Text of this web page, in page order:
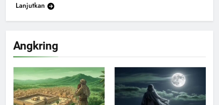
Angkring
200
201
Khutbah jumat: Sejarah
Lanjutkan